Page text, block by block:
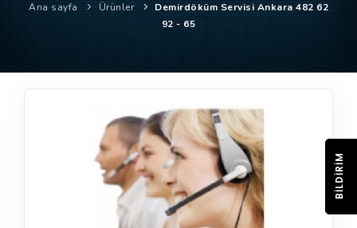
NASIL ÇALIŞIR?
YARDIM
Ana sayfa Ürünler
Demirdöküm Servisi Ankara 482 62
92 - 65
BILDIRIM